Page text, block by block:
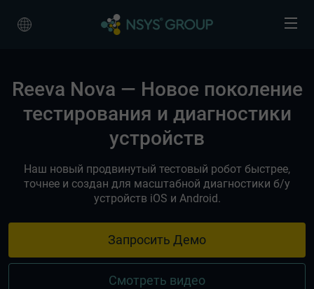
Reeva Nova — Новое поколение
тестирования и диагностики
устройств
Наш новый продвинутый тестовый робот быстрее,
точнее и создан для масштабной диагностики б/у
устройств iOS и Android.
Запросить Демо
Смотреть видео